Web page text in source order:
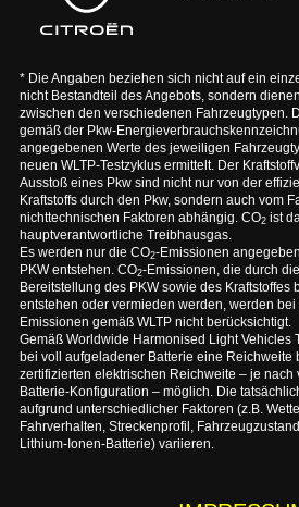
* Die Angaben beziehen sich nicht auf ein
nicht Bestandteil des Angebots, sondern
zwischen den verschiedenen Fahrzeugtypen.
gemäß der Pkw-
angegebenen Werte des jeweiligen
neuen WLTP-Testzyklus ermittelt. Der
Ausstoß eines Pkw sind nicht nur von der
Kraftstoffs durch den Pkw, sondern auch vom
nichttechnischen Faktoren abhängig. CO2ist
hauptverantwortliche Treibhausgas.
Es werden nur die CO2-Emissionen
PKW entstehen. CO2-Emissionen, die durch
Bereitstellung des PKW sowie des Kraftstoffes
entstehen oder vermieden werden, werden
Emissionen gemäß WLTP nicht berücksichtigt.
Gemäß Worldwide Harmonised Light Vehicles
bei voll aufgeladener Batterie eine Reichweite
zertifizierten elektrischen Reichweite – je
Batterie-Konfiguration – möglich. Die
aufgrund unterschiedlicher Faktoren (z.B.
Fahrverhalten, Streckenprofil,
Lithium-Ionen-Batterie) variieren.